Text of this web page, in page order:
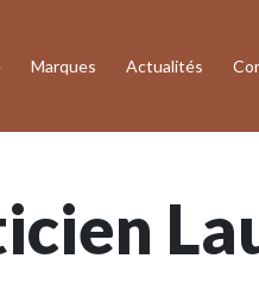
Marques Actualités